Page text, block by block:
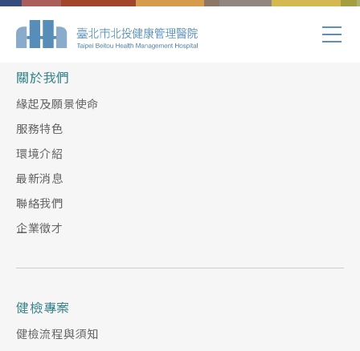
Index.php
關於我們
緣起及願景使命
服務特色
環境介紹
最新消息
聯絡我們
企業徵才
健檢專案
健檢流程與須知